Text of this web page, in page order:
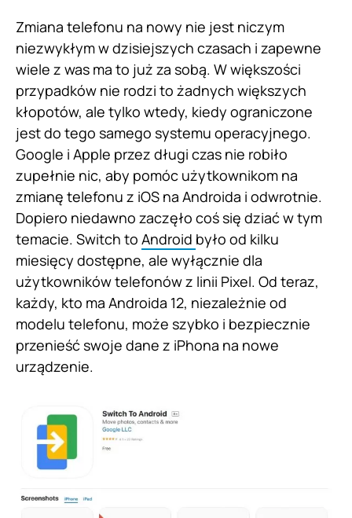
Zmiana telefonu na nowy nie jest niczym
niezwykłym w dzisiejszych czasach i zapewne
wiele z was ma to już za sobą. W większości
przypadków nie rodzi to żadnych większych
kłopotów, ale tylko wtedy, kiedy ograniczone
jest do tego samego systemu operacyjnego.
Google i Apple przez długi czas nie robiło
zupełnie nic, aby pomóc użytkownikom na
zmianę telefonu z iOS na Androida i odwrotnie.
Dopiero niedawno zaczęło coś się dziać w tym
temacie. Switch to Android było od kilku
miesięcy dostępne, ale wyłącznie dla
użytkowników telefonów z linii Pixel. Od teraz,
każdy, kto ma Androida 12, niezależnie od
modelu telefonu, może szybko i bezpiecznie
przenieść swoje dane z iPhona na nowe
urządzenie.